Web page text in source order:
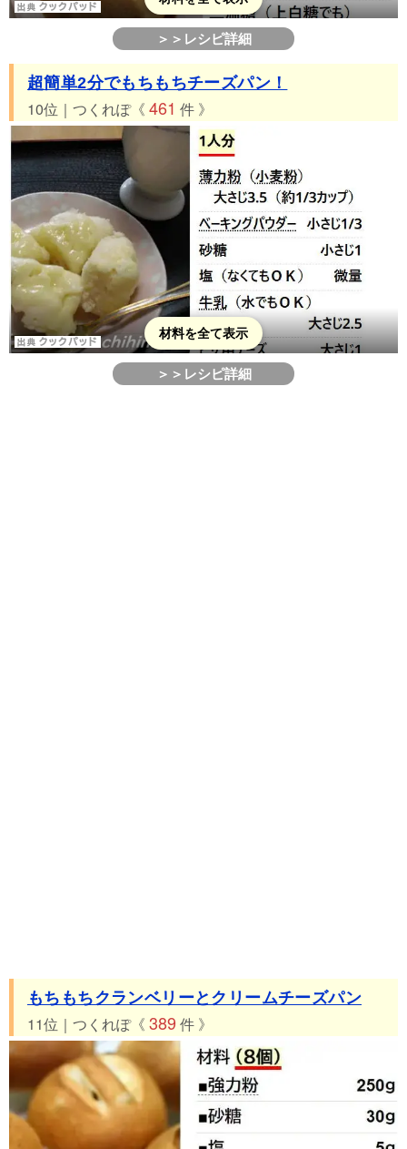
＞＞レシピ詳細
超簡単2分でもちもちチーズパン！
10位｜つくれぽ《 461 件 》
材料を全て表示
＞＞レシピ詳細
もちもちクランベリーとクリームチーズパン
11位｜つくれぽ《 389 件 》